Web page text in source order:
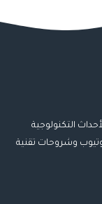
التكنولوجية
وشروحات تقنية